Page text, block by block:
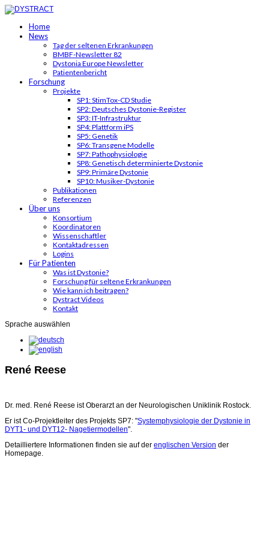
Home
News
Tag der seltenen Erkrankungen
BMBF-Newsletter 82
Dystonia Europe Newsletter
Patientenbericht
Forschung
Projekte
SP1: StimTox-CD Studie
SP2: Deutsches Dystonie-Register
SP3: IT-Infrastruktur
SP4: Plattform iPS
SP5: Genetik
SP6: Transgene Modelle
SP7: Pathophysiologie
SP8: Genetisch determinierte Dystonie
SP9: Primäre Dystonie
SP10: Musiker-Dystonie
Publikationen
Referenzen
Über uns
Konsortium
Koordinatoren
Wissenschaftler
Kontaktadressen
Logins
Für Patienten
Was ist Dystonie?
Forschung für seltene Erkrankungen
Wie kann ich beitragen?
Dystract Videos
Kontakt
Sprache auswählen
René Reese
Dr. med. René Reese ist Oberarzt an der Neurologischen Uniklinik Rostock.
Er ist Co-Projektleiter des Projekts SP7: "Systemphysiologie der Dystonie in
DYT1- und DYT12- Nagetiermodellen".
Detailliertere Informationen finden sie auf der englischen Version der
Homepage.